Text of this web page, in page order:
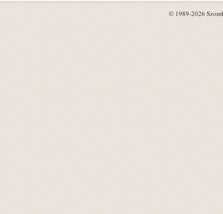
© 1989-2026